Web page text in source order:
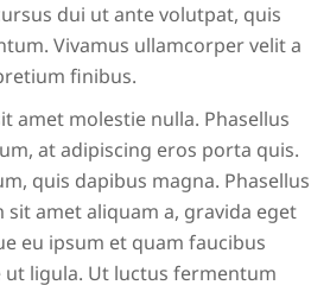
dui ut ante volutpat, quis
Vivamus ullamcorper velit a
finibus.
amet molestie nulla. Phasellus
at adipiscing eros porta quis.
quis dapibus magna. Phasellus
amet aliquam a, gravida eget
eu ipsum et quam faucibus
ut ligula. Ut luctus fermentum